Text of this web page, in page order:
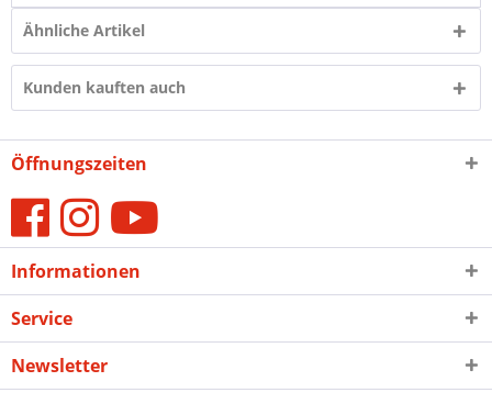
Ähnliche Artikel
Kunden kauften auch
Öffnungszeiten
Informationen
Service
Newsletter